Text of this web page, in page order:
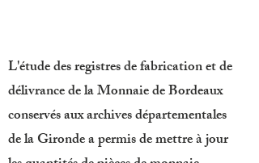
L'étude des registres de fabrication et de
délivrance de la Monnaie de Bordeaux
conservés aux archives départementales
de la Gironde a permis de mettre à jour